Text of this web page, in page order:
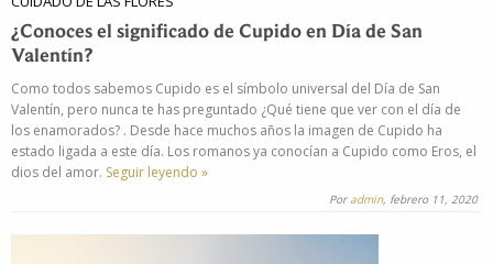
¿Conoces el significado de Cupido en Día de San
Valentín?
Como todos sabemos Cupido es el símbolo universal del Día de San
Valentín, pero nunca te has preguntado ¿Qué tiene que ver con el día de
los enamorados? . Desde hace muchos años la imagen de Cupido ha
estado ligada a este día. Los romanos ya conocían a Cupido como Eros, el
dios del amor. Seguir leyendo »
Poradmin, febrero 11, 2020